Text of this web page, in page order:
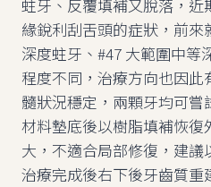
蛀牙、反覆填補又脫落，
緣銳利刮舌頭的症狀，前來
深度蛀牙、#47 大範圍中等
程度不同，治療方向也因
髓狀況穩定，兩顆牙均可嘗
材料墊底後以樹脂填補恢復
大，不適合局部修復，建議
治療完成後右下後牙齒質重